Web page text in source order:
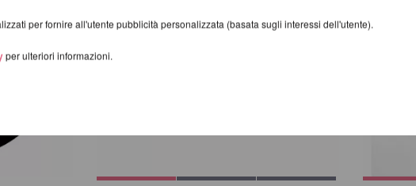
per fornire all'utente pubblicità personalizzata (basata sugli interessi dell'utente).
per ulteriori informazioni.